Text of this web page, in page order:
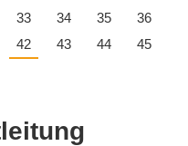
33 34 35
36
42 43 44
45